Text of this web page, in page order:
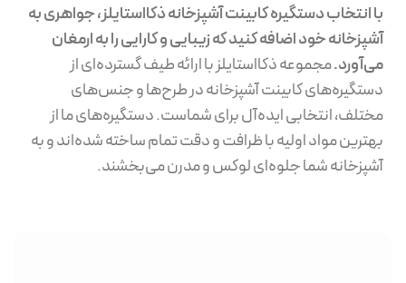
با انتخاب دستگیره کابینت آشپزخانه ذکااستایلز، جواهری به
آشپزخانه خود اضافه کنید که زیبایی و کارایی را به ارمغان
می‌آورد.مجموعه ذکااستایلز با ارائه طیف گسترده‌ای از
دستگیره‌های کابینت آشپزخانه در طرح‌ها و جنس‌های
مختلف، انتخابی ایده‌آل برای شماست. دستگیره‌های ما از
بهترین مواد اولیه با ظرافت و دقت تمام ساخته شده‌اند و به
آشپزخانه شما جلوه‌ای لوکس و مدرن می‌بخشند.